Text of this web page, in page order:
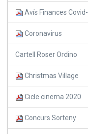
Avís Finances
Coronavirus
Cartell Roser Ordino
Christmas Village
Cicle cinema 2020
Concurs Sorteny